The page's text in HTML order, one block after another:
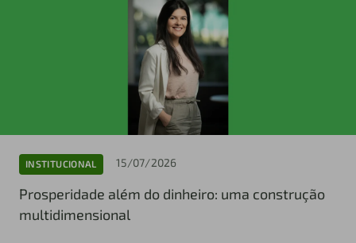
INSTITUCIONAL 15/07/2026
Prosperidade além do dinheiro: uma construção
multidimensional